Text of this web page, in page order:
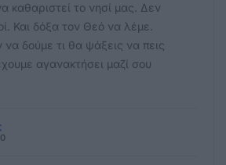
καθαριστεί το νησί μας. Δεν
Και δόξα τον Θεό να λέμε.
δούμε τι θα ψάξεις να πεις
αγανακτήσει μαζί σου